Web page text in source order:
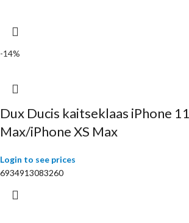
-14%
Dux Ducis kaitseklaas iPhone
Max/iPhone XS Max
Login to see prices
6934913083260